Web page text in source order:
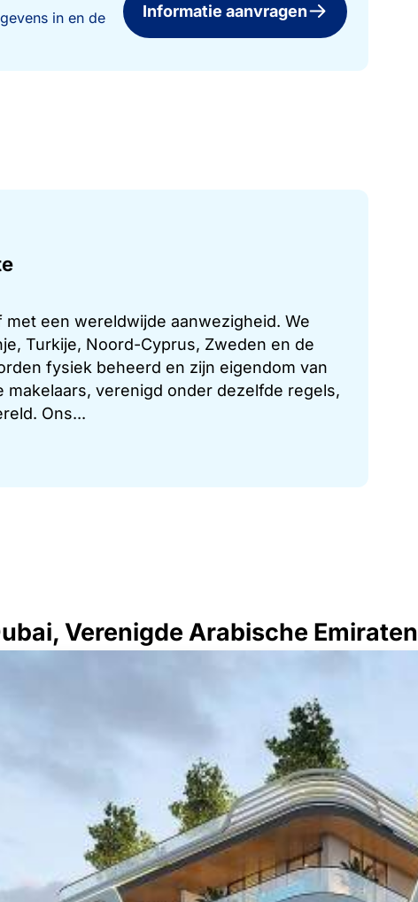
in en de
Informatie aanvragen
een wereldwijde aanwezigheid. We
Turkije, Noord-Cyprus, Zweden en de
fysiek beheerd en zijn eigendom van
makelaars, verenigd onder dezelfde regels,
Ons...
Verenigde Arabische Emiraten